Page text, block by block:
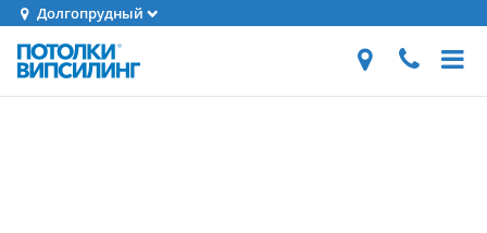
Долгопрудный